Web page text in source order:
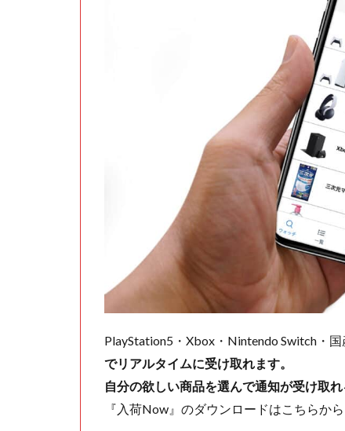
PlayStation5・Xbox・Nintendo Switch・
でリアルタイムに受け取れます。
自分の欲しい商品を選んで通知が受け取れ
『入荷Now』のダウンロードはこちらから